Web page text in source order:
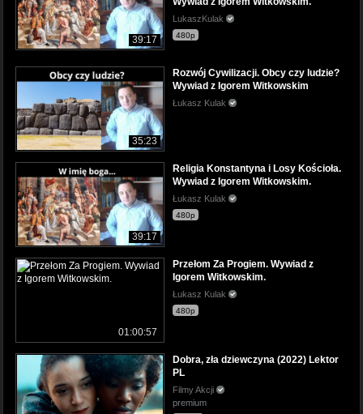
39:17
LukaszKulak
480p
35:23
Rozwój Cywilizacji. Obcy czy ludzie?
Wywiad z Igorem Witkowskim
Łukasz Kulak
39:17
Religia Konstantyna i Losy Kościoła.
Wywiad z Igorem Witkowskim.
Łukasz Kulak
480p
01:00:57
Przełom Za Progiem. Wywiad z
Igorem Witkowskim.
Łukasz Kulak
480p
Dobra, zła dziewczyna (2022) Lektor
PL
Filmy Akcji
premium